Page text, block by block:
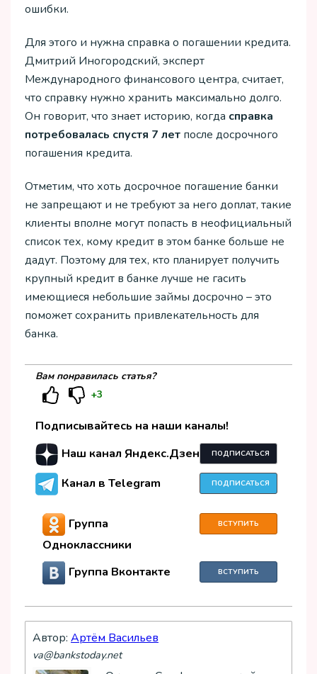
ошибки.
Для этого и нужна справка о погашении кредита.
Дмитрий Иногородский, эксперт
Международного финансового центра, считает,
что справку нужно хранить максимально долго.
Он говорит, что знает историю, когда справка
потребовалась спустя 7 лет после досрочного
погашения кредита.
Отметим, что хоть досрочное погашение банки
не запрещают и не требуют за него доплат, такие
клиенты вполне могут попасть в неофициальный
список тех, кому кредит в этом банке больше не
дадут. Поэтому для тех, кто планирует получить
крупный кредит в банке лучше не гасить
имеющиеся небольшие займы досрочно – это
поможет сохранить привлекательность для
банка.
Вам понравилась статья?
+3
Подписывайтесь на наши каналы!
Наш канал Яндекс.Дзен
ПОДПИСАТЬСЯ
Канал в Telegram ПОДПИСАТЬСЯ
Группа
Одноклассники
ВСТУПИТЬ
Группа Вконтакте ВСТУПИТЬ
Автор: Артём Васильев
va@bankstoday.net